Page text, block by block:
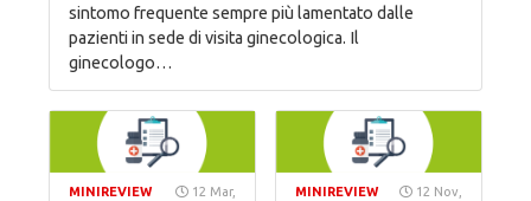
sintomo frequente sempre più lamentato dalle
pazienti in sede di visita ginecologica. Il
ginecologo…
MINIREVIEW
12 Mar,
MINIREVIEW
12 Nov,